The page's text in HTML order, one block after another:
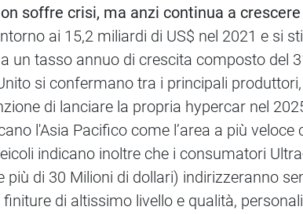
soffre crisi, ma anzi continua a
ai 15,2 miliardi di US$ nel 2021 e si
tasso annuo di crescita composto del
si confermano tra i principali
di lanciare la propria hypercar nel
l'Asia Pacifico come l’area a più veloce
indicano inoltre che i consumatori
di 30 Milioni di dollari) indirizzeranno
di altissimo livello e qualità,